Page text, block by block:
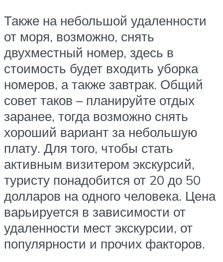
Также на небольшой удаленности
от моря, возможно, снять
двухместный номер, здесь в
стоимость будет входить уборка
номеров, а также завтрак. Общий
совет таков – планируйте отдых
заранее, тогда возможно снять
хороший вариант за небольшую
плату. Для того, чтобы стать
активным визитером экскурсий,
туристу понадобится от 20 до 50
долларов на одного человека. Цена
варьируется в зависимости от
удаленности мест экскурсии, от
популярности и прочих факторов.